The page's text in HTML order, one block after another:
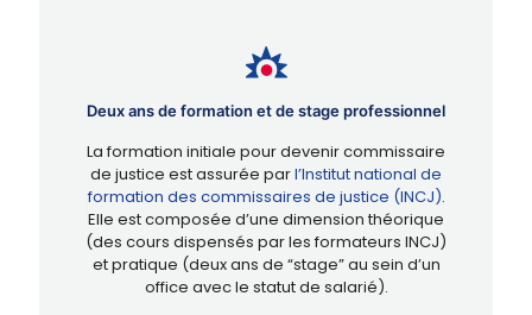
Deux ans de formation et de stage professionnel
La formation initiale pour devenir commissaire
de justice est assurée parl’Institut national de
formation des commissaires de justice (INCJ).
Elle est composée d’une dimension théorique
(des cours dispensés par les formateurs INCJ)
et pratique (deux ans de “stage” au sein d’un
office avec le statut de salarié).